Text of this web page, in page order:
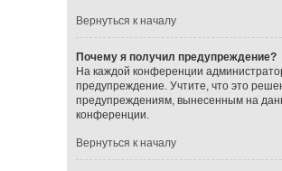
Вернуться к началу
Почему я получил предупреждение?
На каждой конференции
предупреждение. Учтите, что это
предупреждениям, вынесенным на
конференции.
Вернуться к началу